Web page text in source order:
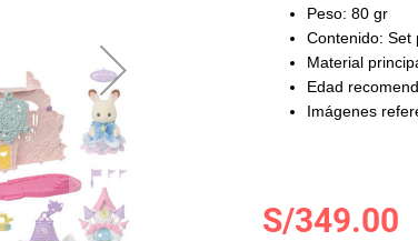
Peso: 80 gr
Contenido: Set
Material
Edad
Imágenes
S/349.00